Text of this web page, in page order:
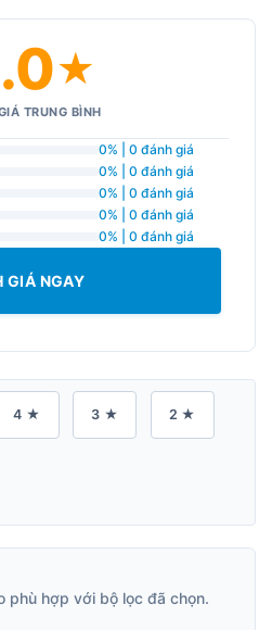
★
TRUNG BÌNH
0% | 0 đánh giá
0% | 0 đánh giá
0% | 0 đánh giá
0% | 0 đánh giá
0% | 0 đánh giá
GIÁ NGAY
4 ★ 3 ★ 2 ★
phù hợp với bộ lọc đã chọn.